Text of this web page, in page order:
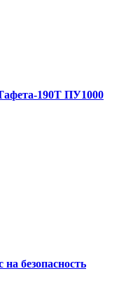
190Т ПУ1000
безопасность